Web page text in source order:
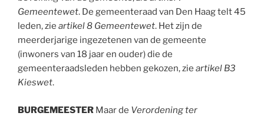
Gemeentewet. De gemeenteraad van Den Haag telt 45
leden, zie artikel 8 Gemeentewet. Het zijn de
meerderjarige ingezetenen van de gemeente
(inwoners van 18 jaar en ouder) die de
gemeenteraadsleden hebben gekozen, zie artikel B3
Kieswet.
BURGEMEESTER Maar de Verordening ter